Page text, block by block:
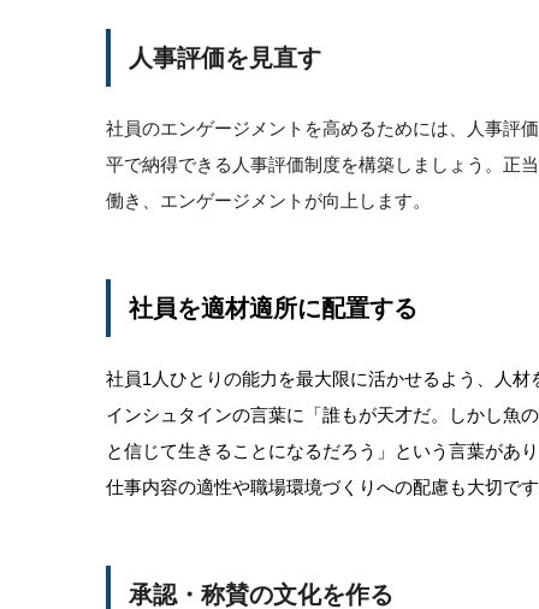
人事評価を見直す
社員のエンゲージメントを高めるためには、人事評
平で納得できる人事評価制度を構築しましょう。正
働き、エンゲージメントが向上します。
社員を適材適所に配置する
社員1人ひとりの能力を最大限に活かせるよう、人
インシュタインの言葉に「誰もが天才だ。しかし魚
と信じて生きることになるだろう」という言葉があ
仕事内容の適性や職場環境づくりへの配慮も大切で
承認・称賛の文化を作る